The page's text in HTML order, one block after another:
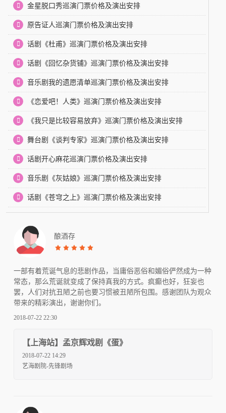
金星脱口秀巡演门票价格及演出安排
原告证人巡演门票价格及演出安排
话剧《杜甫》巡演门票价格及演出安排
话剧《回忆杂货铺》巡演门票价格及演出安排
音乐剧我的遗愿清单巡演门票价格及演出安排
《恋爱吧！人类》巡演门票价格及演出安排
《我只是比较容易放弃》巡演门票价格及演出安排
舞台剧《谈判专家》巡演门票价格及演出安排
话剧开心麻花巡演门票价格及演出安排
音乐剧《灰姑娘》巡演门票价格及演出安排
话剧《苍穹之上》巡演门票价格及演出安排
酿酒存
一部有着荒诞气息的悲剧作品，当庸俗恶俗和媚俗俨然成为一种
常态，那么荒诞就变成了保持真我的方式。疯癫也好，狂妄也
罢，人们对抗丑陋之前也要习惯被丑陋所包围。感谢团队为观众
带来的精彩演出，谢谢你们。
2018-07-22 22:30
【上海站】孟京辉戏剧《蛋》
2018-07-22 14:29
艺海剧院-先锋剧场